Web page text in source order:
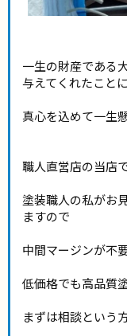
一生の財産である
与えてくれたこと
真心を込めて一生
職人直営店の当店
塗装職人の私がお
ますので
中間マージンが不
低価格でも高品質
まずは相談という